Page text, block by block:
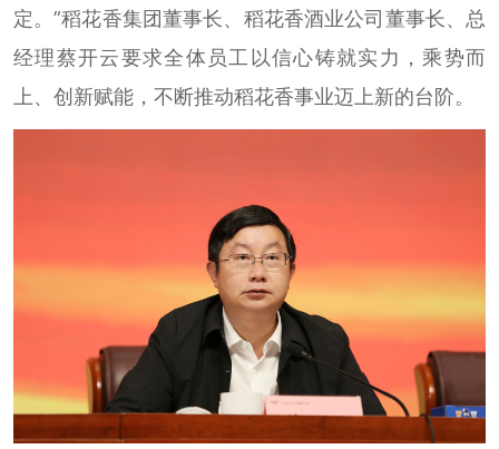
定。”稻花香集团董事长、稻花香酒业公司董事长、总
经理蔡开云要求全体员工以信心铸就实力，乘势而
上、创新赋能，不断推动稻花香事业迈上新的台阶。